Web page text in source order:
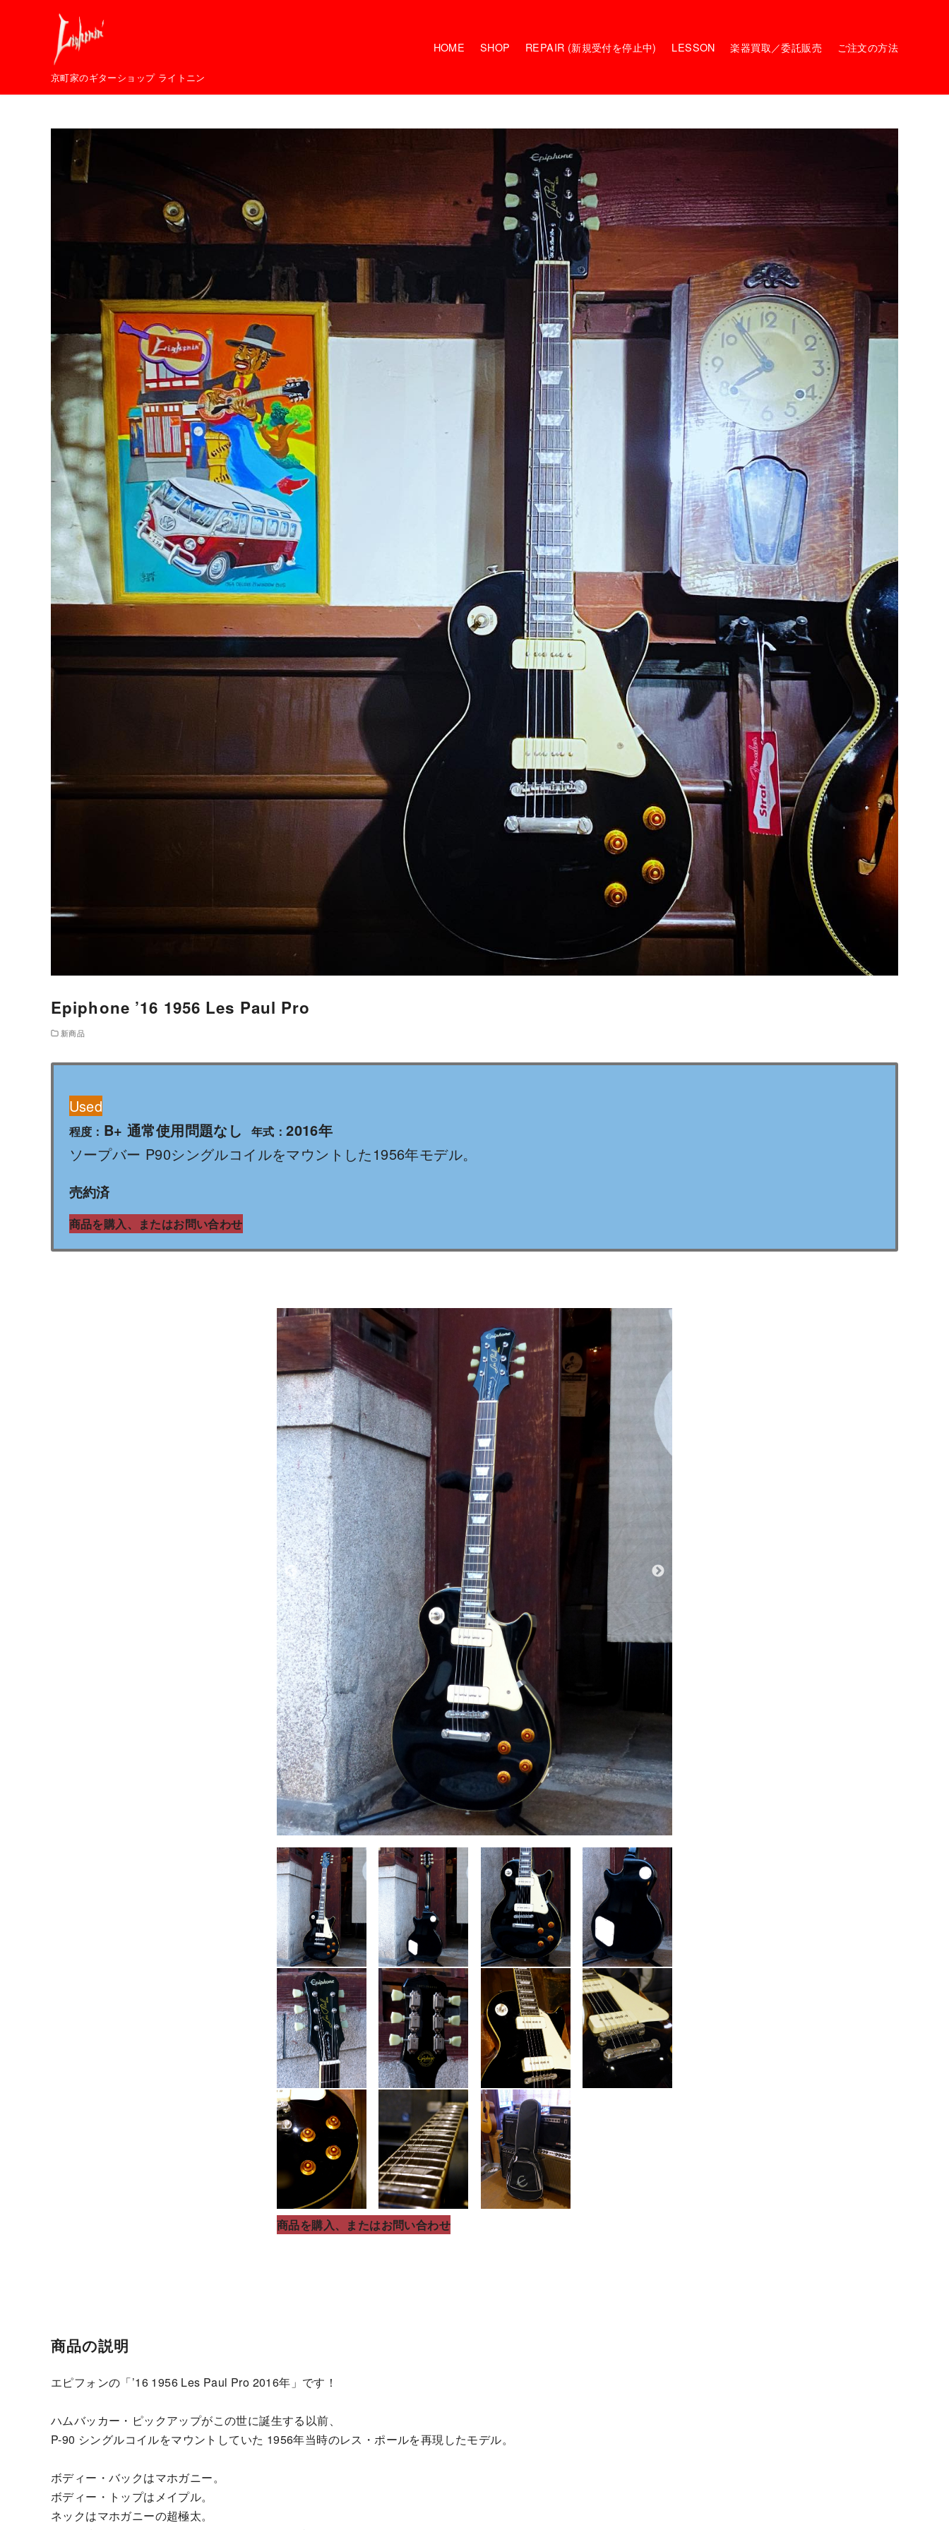
京町家のギターショップ ライトニン
HOME SHOP REPAIR (新規受付を停止中) LESSON 楽器買取／委託販売 ご注文の方法
Epiphone ’16 1956 Les Paul Pro
新商品
Used
程度： B+ 通常使用問題なし 年式：2016年
ソープバー P90シングルコイルをマウントした1956年モデル。
売約済
商品を購入、またはお問い合わせ
商品を購入、またはお問い合わせ
商品の説明
エピフォンの「’16 1956 Les Paul Pro 2016年」です！
ハムバッカー・ピックアップがこの世に誕生する以前、
P-90 シングルコイルをマウントしていた 1956年当時のレス・ポールを再現したモデル。
ボディー・バックはマホガニー。
ボディー・トップはメイプル。
ネックはマホガニーの超極太。